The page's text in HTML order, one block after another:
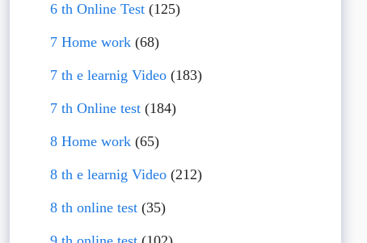
6 th Online Test(125)
7 Home work(68)
7 th e learnig Video(183)
7 th Online test(184)
8 Home work(65)
8 th e learnig Video(212)
8 th online test(35)